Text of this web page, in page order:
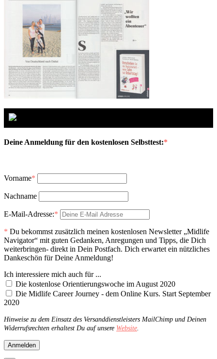
Deine Anmeldung für den kostenlosen Selbsttest:*
Vorname*
Nachname
E-Mail-Adresse:*
* Du bekommst zusätzlich meinen kostenlosen Newsletter „Midlife
Navigator“ mit guten Gedanken, Anregungen und Tipps, die Dich
weiterbringen- direkt in Dein Postfach. Dich erwartet ein nützliches
Dankeschön für Deine Anmeldung!
Ich interessiere mich auch für ...
Die kostenlose Orientierungswoche im August 2020
Die Midlife Career Journey - dem Online Kurs. Start September
2020
Hinweise zu dem Einsatz des Versanddienstleisters MailChimp und Deinen
Widerrufsrechten erhaltest Du auf unsere Website.